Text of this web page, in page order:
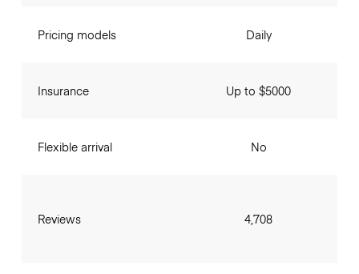
Pricing models
Insurance
Flexible arrival
Reviews
Daily
Up to $5000
No
4,708